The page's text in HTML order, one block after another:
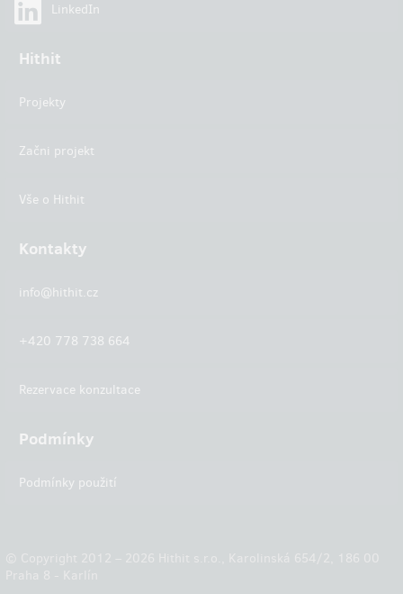
LinkedIn
Hithit
Projekty
Začni projekt
Vše o Hithit
Kontakty
info@hithit.cz
+420 778 738 664
Rezervace konzultace
Podmínky
Podmínky použití